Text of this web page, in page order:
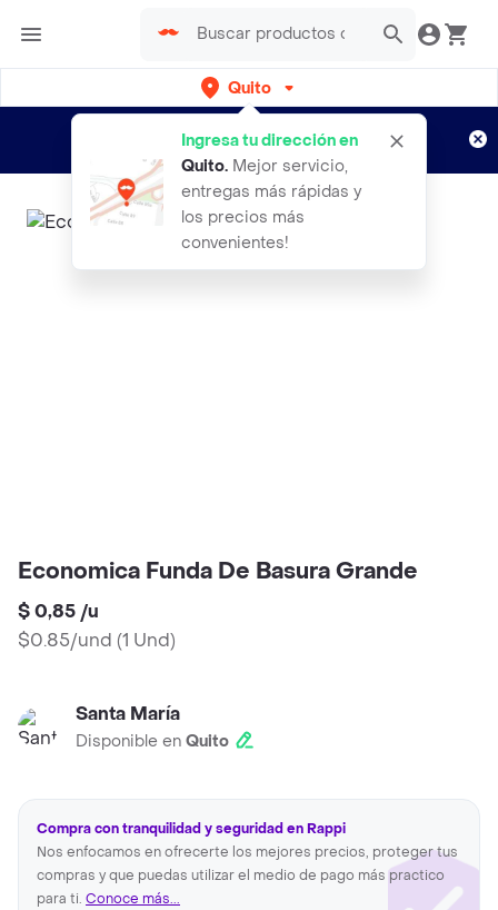
Quito
Ingresa tu dirección en
Quito. Mejor servicio,
entregas más rápidas y
los precios más
convenientes!
envíos gratis por semanas
Aplican TyC
Economica Funda De Basura Grande
$ 0,85 /u
$0.85/und (1 Und)
Santa María
Disponible en Quito
Compra con tranquilidad y seguridad en Rappi
Nos enfocamos en ofrecerte los mejores precios, proteger tus
compras y que puedas utilizar el medio de pago más practico
para ti. Conoce más...